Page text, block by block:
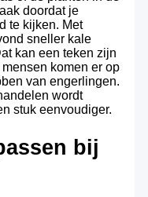
doordat je
te kijken. Met
sneller kale
kan een teken zijn
komen er op
van engerlingen.
wordt
stuk eenvoudiger.
bij